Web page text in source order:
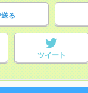
る
ツイート